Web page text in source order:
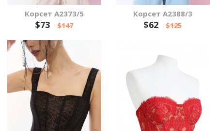
Корсет А2373/5
$73 $147
Корсет А2388/3
$62 $125